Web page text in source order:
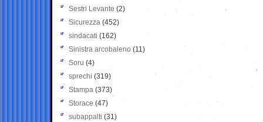
Sestri Levante (2)
Sicurezza (452)
sindacati (162)
Sinistra arcobaleno (11)
Soru (4)
sprechi (319)
Stampa (373)
Storace (47)
subappalti (31)